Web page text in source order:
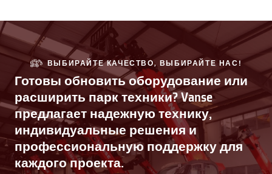
ВЫБИРАЙТЕ КАЧЕСТВО, ВЫБИРАЙТЕ НАС!
Готовы обновить оборудование или
расширить парк техники? Vanse
предлагает надежную технику,
индивидуальные решения и
профессиональную поддержку для
каждого проекта.